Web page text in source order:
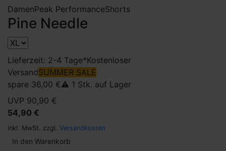
DamenPeak PerformanceShorts
Pine Needle
Lieferzeit: 2-4 Tage*Kostenloser
VersandSUMMER SALE
spare 36,00 €⚠️ 1 Stk. auf Lager
UVP 90,90 €
54,90 €
inkl. MwSt. zzgl. Versandkosten
In den Warenkorb